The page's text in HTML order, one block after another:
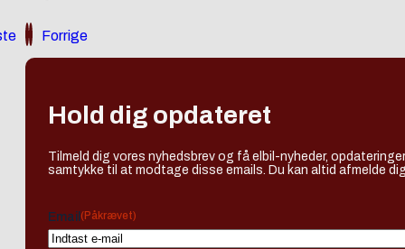
Forrige
Hold dig opdateret
Tilmeld dig vores nyhedsbrev og få elbil-nyheder,
samtykke til at modtage disse emails. Du kan altid afmelde
Email (Påkrævet)